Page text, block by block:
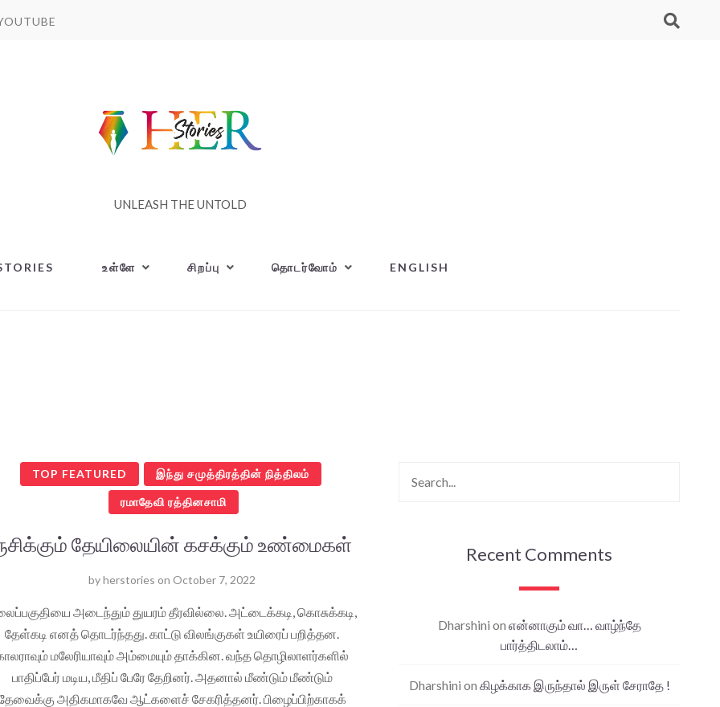
UNLEASH THE UNTOLD
உள்ளே சிறப்பு தொடர்வோம் ENGLISH
TOP FEATURED இந்து சமுத்திரத்தின் நித்திலம்
ரமாதேவி ரத்தினசாமி
தேயிலையின் கசக்கும் உண்மைகள்
byherstories on October 7, 2022
அடைந்தும் துயரம் தீரவில்லை. அட்டைக்கடி, கொசுக்கடி,
தேள்கடி எனத் தொடர்ந்தது. காட்டு விலங்குகள் உயிரைப் பறித்தன.
மலேரியாவும் அம்மையும் தாக்கின. வந்த தொழிலாளர்களில்
பாதிப்பேர் மடிய, மீதிப் பேரே தேறினர். அதனால் மீண்டும் மீண்டும்
அதிகமாகவே ஆட்களைச் சேகரித்தனர். பிழைப்பிற்காகக்
Recent Comments
Dharshini on என்னாகும் வா… வாழ்ந்தே
பார்த்திடலாம்…
Dharshini on கிழக்காக இருந்தால் இருள் சேராதே !